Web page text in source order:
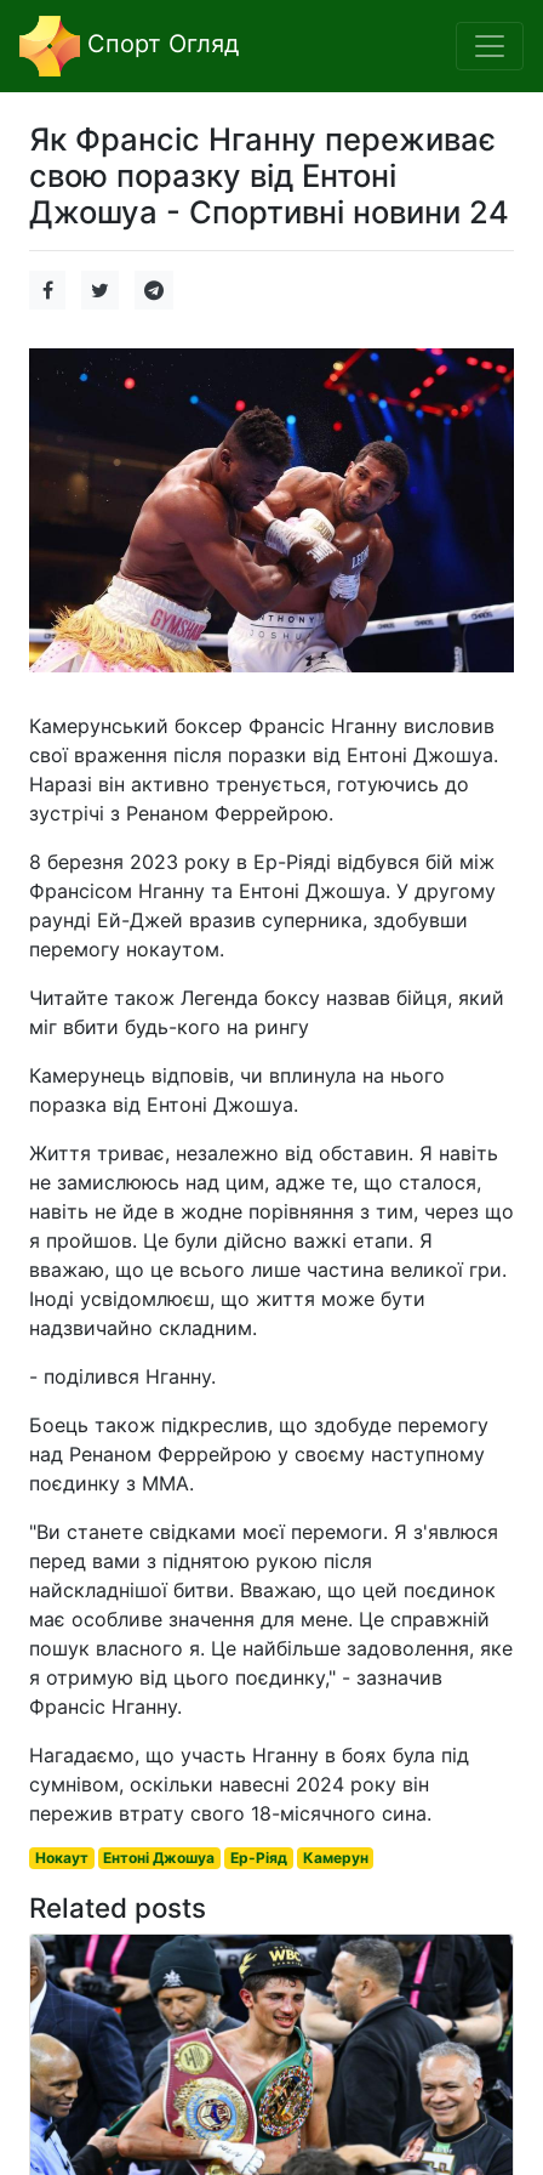
Спорт Огляд
Як Франсіс Нганну переживає
свою поразку від Ентоні
Джошуа - Спортивні новини 24
Камерунський боксер Франсіс Нганну висловив
свої враження після поразки від Ентоні Джошуа.
Наразі він активно тренується, готуючись до
зустрічі з Ренаном Феррейрою.
8 березня 2023 року в Ер-Ріяді відбувся бій між
Франсісом Нганну та Ентоні Джошуа. У другому
раунді Ей-Джей вразив суперника, здобувши
перемогу нокаутом.
Читайте також Легенда боксу назвав бійця, який
міг вбити будь-кого на рингу
Камерунець відповів, чи вплинула на нього
поразка від Ентоні Джошуа.
Життя триває, незалежно від обставин. Я навіть
не замислююсь над цим, адже те, що сталося,
навіть не йде в жодне порівняння з тим, через що
я пройшов. Це були дійсно важкі етапи. Я
вважаю, що це всього лише частина великої гри.
Іноді усвідомлюєш, що життя може бути
надзвичайно складним.
- поділився Нганну.
Боець також підкреслив, що здобуде перемогу
над Ренаном Феррейрою у своєму наступному
поєдинку з MMA.
"Ви станете свідками моєї перемоги. Я з'явлюся
перед вами з піднятою рукою після
найскладнішої битви. Вважаю, що цей поєдинок
має особливе значення для мене. Це справжній
пошук власного я. Це найбільше задоволення, яке
я отримую від цього поєдинку," - зазначив
Франсіс Нганну.
Нагадаємо, що участь Нганну в боях була під
сумнівом, оскільки навесні 2024 року він
пережив втрату свого 18-місячного сина.
Нокаут Ентоні Джошуа Ер-Ріяд Камерун
Related posts